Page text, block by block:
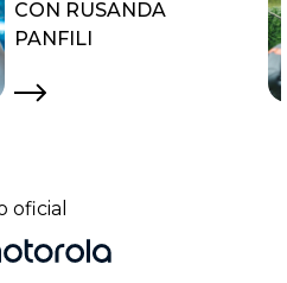
CON RUSANDA
PANFILI
oficial